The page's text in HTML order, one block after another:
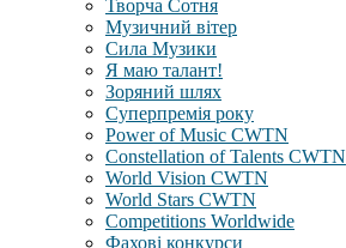
Творча Сотня
Музичний вітер
Сила Музики
Я маю талант!
Зоряний шлях
Суперпремія року
Power of Music CWTN
Constellation of Talents CWTN
World Vision CWTN
World Stars CWTN
Competitions Worldwide
Фахові конкурси